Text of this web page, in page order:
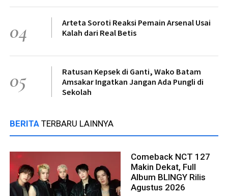
04
Arteta Soroti Reaksi Pemain Arsenal Usai
Kalah dari Real Betis
05
Ratusan Kepsek di Ganti, Wako Batam
Amsakar Ingatkan Jangan Ada Pungli di
Sekolah
BERITA TERBARU LAINNYA
Comeback NCT 127
Makin Dekat, Full
Album BLINGY Rilis
Agustus 2026